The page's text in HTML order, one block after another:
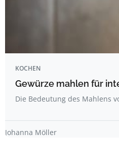
KOCHEN
Gewürze mahlen für
Die Bedeutung des Mahlens
Johanna Möller